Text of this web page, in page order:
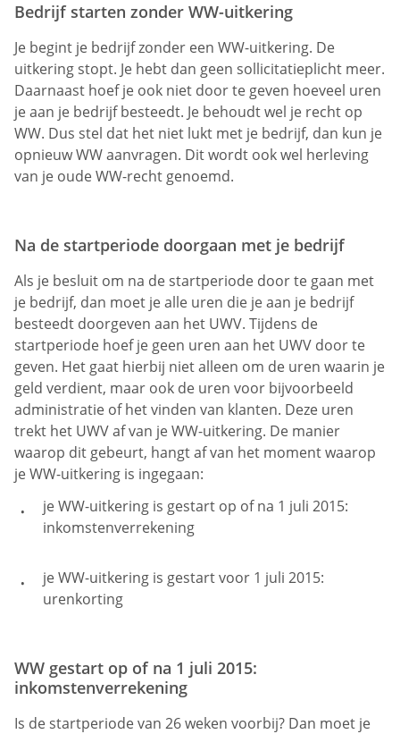
Bedrijf starten zonder WW-uitkering
Je begint je bedrijf zonder een WW-uitkering. De
uitkering stopt. Je hebt dan geen sollicitatieplicht meer.
Daarnaast hoef je ook niet door te geven hoeveel uren
je aan je bedrijf besteedt. Je behoudt wel je recht op
WW. Dus stel dat het niet lukt met je bedrijf, dan kun je
opnieuw WW aanvragen. Dit wordt ook wel herleving
van je oude WW-recht genoemd.
Na de startperiode doorgaan met je bedrijf
Als je besluit om na de startperiode door te gaan met
je bedrijf, dan moet je alle uren die je aan je bedrijf
besteedt doorgeven aan het UWV. Tijdens de
startperiode hoef je geen uren aan het UWV door te
geven. Het gaat hierbij niet alleen om de uren waarin je
geld verdient, maar ook de uren voor bijvoorbeeld
administratie of het vinden van klanten. Deze uren
trekt het UWV af van je WW-uitkering. De manier
waarop dit gebeurt, hangt af van het moment waarop
je WW-uitkering is ingegaan:
je WW-uitkering is gestart op of na 1 juli 2015:
inkomstenverrekening
je WW-uitkering is gestart voor 1 juli 2015:
urenkorting
WW gestart op of na 1 juli 2015:
inkomstenverrekening
Is de startperiode van 26 weken voorbij? Dan moet je